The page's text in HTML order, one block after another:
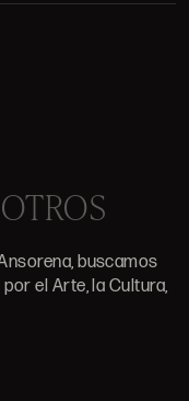
buscamos
el Arte, la Cultura,